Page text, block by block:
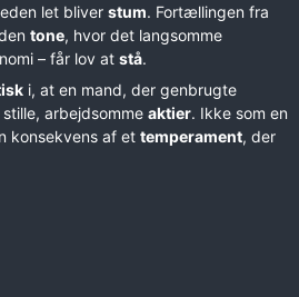
let bliver stum. Fortællingen fra
tone, hvor det langsomme
– får lov at stå.
i, at en mand, der genbrugte
arbejdsomme aktier. Ikke som en
konsekvens af et temperament, der